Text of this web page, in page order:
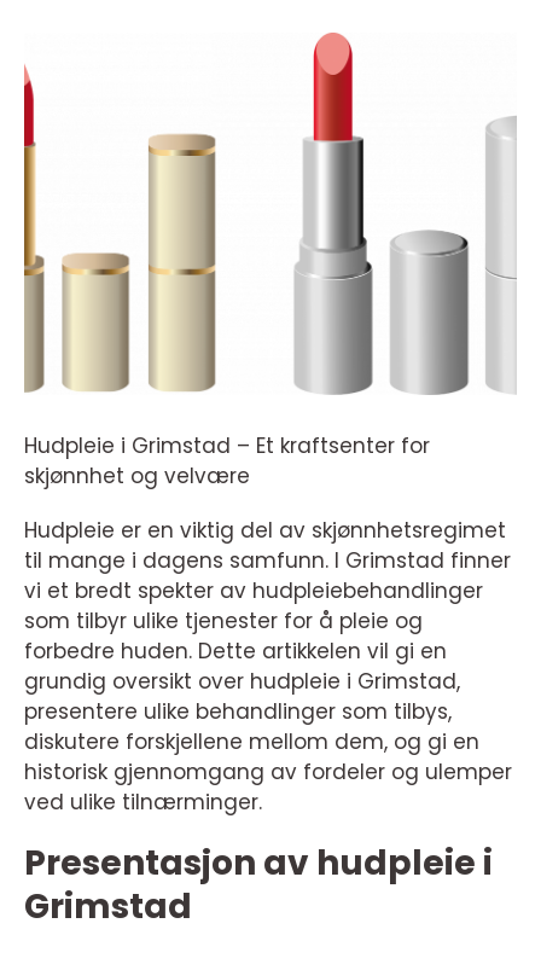
Hudpleie i Grimstad – Et kraftsenter for
skjønnhet og velvære
Hudpleie er en viktig del av skjønnhetsregimet
til mange i dagens samfunn. I Grimstad finner
vi et bredt spekter av hudpleiebehandlinger
som tilbyr ulike tjenester for å pleie og
forbedre huden. Dette artikkelen vil gi en
grundig oversikt over hudpleie i Grimstad,
presentere ulike behandlinger som tilbys,
diskutere forskjellene mellom dem, og gi en
historisk gjennomgang av fordeler og ulemper
ved ulike tilnærminger.
Presentasjon av hudpleie i
Grimstad